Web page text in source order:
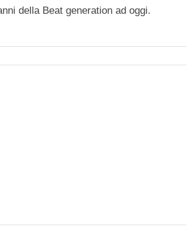
della Beat generation ad oggi.